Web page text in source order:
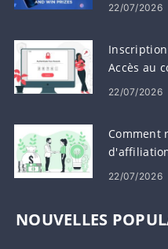
22/07/2026
Accès au
22/07/2026
Comment
exigences
22/07/2026
NOUVELLES